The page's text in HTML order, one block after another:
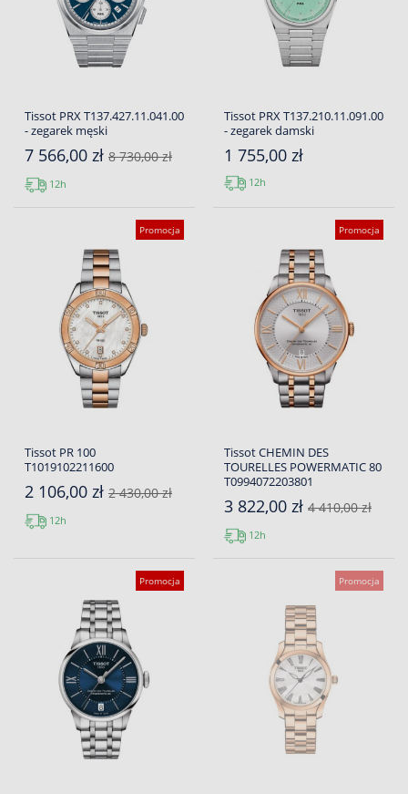
Tissot PRX T137.427.11.041.00
- zegarek męski
7 566,00 zł 8 730,00 zł
12h
Tissot PRX T137.210.11.091.00
- zegarek damski
1 755,00 zł
12h
Promocja
Tissot PR 100
T1019102211600
2 106,00 zł 2 430,00 zł
12h
Promocja
Tissot CHEMIN DES
TOURELLES POWERMATIC 80
T0994072203801
3 822,00 zł 4 410,00 zł
12h
Promocja Promocja